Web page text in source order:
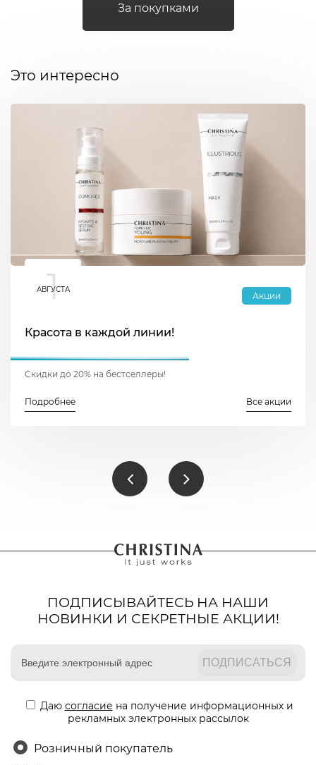
За покупками
Это интересно
1
АВГУСТА
Акции
Красота в каждой линии!
Скидки до 20% на бестселлеры!
Подробнее Все акции
ПОДПИСЫВАЙТЕСЬ НА НАШИ
НОВИНКИ И СЕКРЕТНЫЕ АКЦИИ!
Даю согласие на получение информационных и
рекламных электронных рассылок
Розничный покупатель